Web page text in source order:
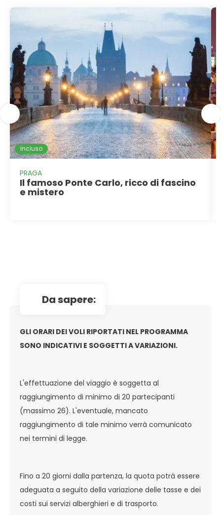
Incluso
PRAGA
Il famoso Ponte Carlo, ricco di fascino
e mistero
da sapere:
GLI ORARI DEI VOLI RIPORTATI NEL PROGRAMMA
SONO INDICATIVI E SOGGETTI A VARIAZIONI.
L'effettuazione del viaggio è soggetta al
raggiungimento di minimo di 20 partecipanti
(massimo 26). L'eventuale, mancato
raggiungimento di tale minimo verrà comunicato
nei termini di legge.
Fino a 20 giorni dalla partenza, la quota potrà essere
adeguata a seguito della variazione delle tasse e dei
costi sui servizi alberghieri e di trasporto.